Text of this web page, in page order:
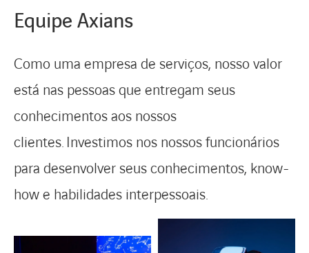
Equipe Axians
Como uma empresa de serviços, nosso valor
está nas pessoas que entregam seus
conhecimentos aos nossos
clientes. Investimos nos nossos funcionários
para desenvolver seus conhecimentos, know-
how e habilidades interpessoais.